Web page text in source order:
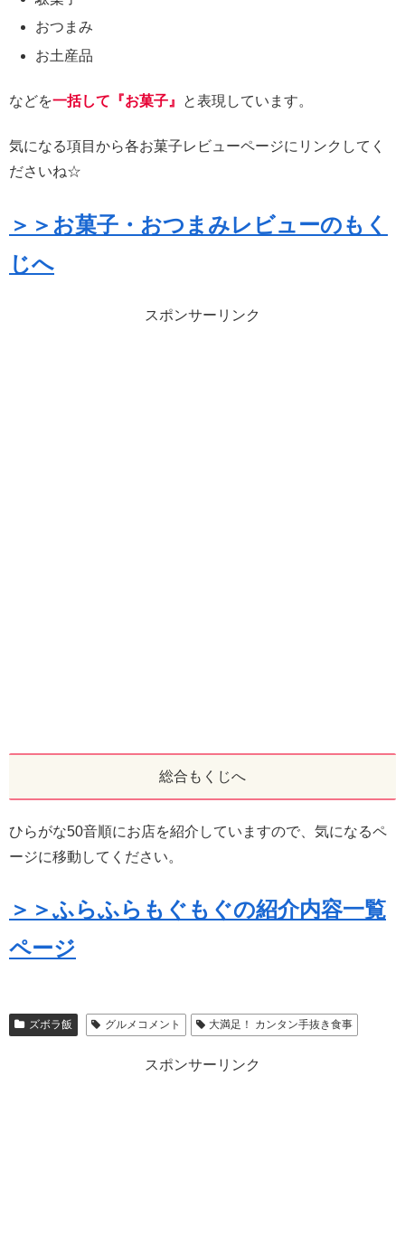
おつまみ
お土産品
などを一括して『お菓子』 と表現しています。
気になる項目から各お菓子レビューページにリンクしてく
ださいね☆
＞＞お菓子・おつまみレビューのもく
じへ
スポンサーリンク
総合もくじへ
ひらがな50音順にお店を紹介していますので、気になるペ
ージに移動してください。
＞＞ふらふらもぐもぐの紹介内容一覧
ページ
ズボラ飯 グルメコメント 大満足！ カンタン手抜き食事
スポンサーリンク